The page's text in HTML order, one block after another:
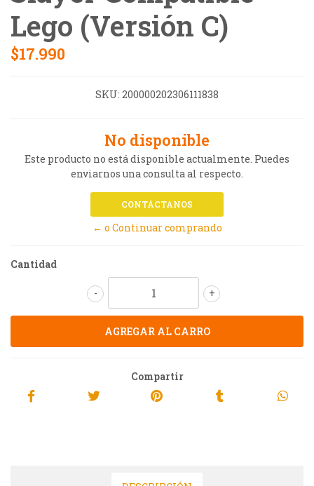
Lego (Versión C)
$17.990
SKU: 200000202306111838
No disponible
Este producto no está disponible actualmente. Puedes
enviarnos una consulta al respecto.
CONTÁCTANOS
← o Continuar comprando
Cantidad
+
-
Compartir